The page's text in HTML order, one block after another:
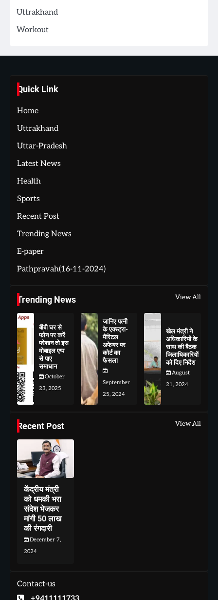
Uttrakhand
Workout
Quick Link
Home
Uttrakhand
Uttar-Pradesh
Latest News
Health
Sports
Recent Post
Trending News
E-paper
Pathpravah(16-11-2024)
Trending News View All
बीबी घर से
फोन पर करें
परेशान तो इस
मोबाइल एप्प
से पाए
समाधान
October
23, 2025
जानिए पत्नी
के एक्स्ट्रा-
मैरिटल
अफेयर पर
कोर्ट का
फैसला
September
25, 2024
खेल मंत्री ने
अधिकारियों के
साथ की बैठक
जिलाधिकारियों
को दिए निर्देश
August
21, 2024
Recent Post View All
केंद्रीय मंत्री
को धमकी भरा
संदेश भेजकर
मांगी 50 लाख
की रंगदारी
December 7,
2024
Contact-us